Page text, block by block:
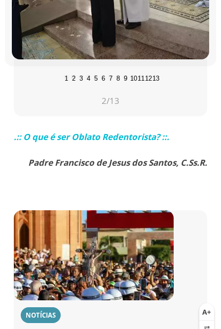
1 2 3 4 5 6 7 8 9 1011 1213
2/13
.:: O que é ser Oblato Redentorista? ::.
Padre Francisco de Jesus dos Santos, C.Ss.R.
NOTÍCIAS